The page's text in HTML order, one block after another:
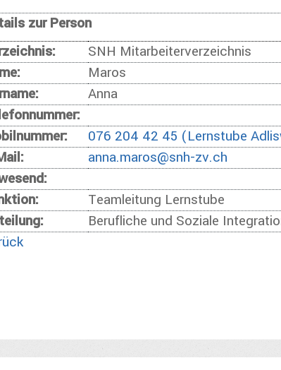
zur Person
SNH Mitarbeiterverzeichnis
Maros
Anna
076 204 42 45 (Lernstube
anna.maros@snh-zv.ch
Teamleitung Lernstube
Berufliche und Soziale